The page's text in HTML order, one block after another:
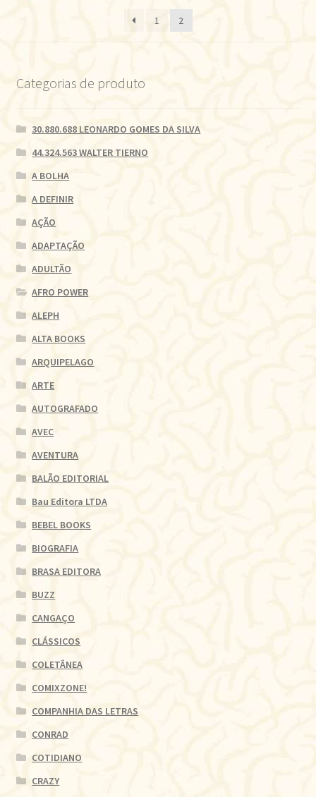
mais
recente
1 2
Categorias de produto
30.880.688 LEONARDO GOMES DA SILVA
44.324.563 WALTER TIERNO
A BOLHA
A DEFINIR
AÇÃO
ADAPTAÇÃO
ADULTÃO
AFRO POWER
ALEPH
ALTA BOOKS
ARQUIPELAGO
ARTE
AUTOGRAFADO
AVEC
AVENTURA
BALÃO EDITORIAL
Bau Editora LTDA
BEBEL BOOKS
BIOGRAFIA
BRASA EDITORA
BUZZ
CANGAÇO
CLÁSSICOS
COLETÂNEA
COMIXZONE!
COMPANHIA DAS LETRAS
CONRAD
COTIDIANO
CRAZY